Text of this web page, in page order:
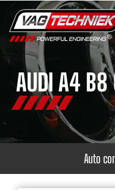
AUDI A4 B8
Auto